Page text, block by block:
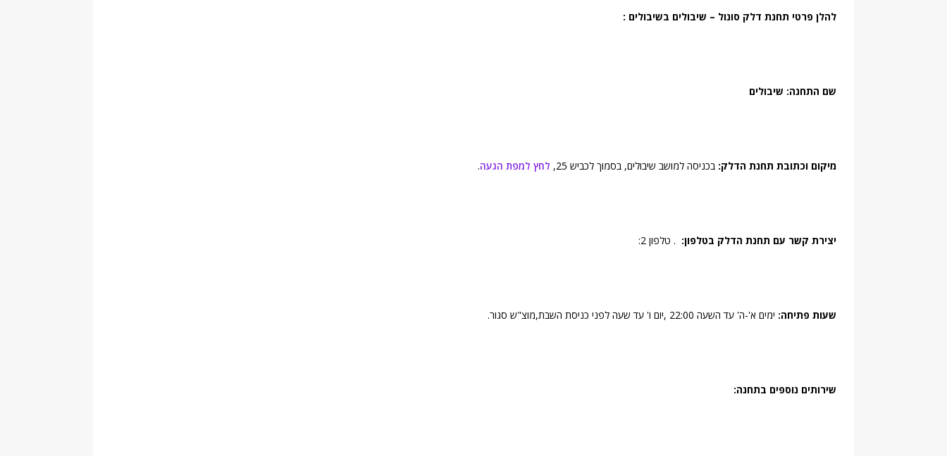
להלן פרטי תחנת דלק סונול – שיבולים בשיבולים :
שם התחנה: שיבולים
מיקום וכתובת תחנת הדלק: בכניסה למושב שיבולים, בסמוך לכביש 25, לחץ למפת הגעה.
יצירת קשר עם תחנת הדלק בטלפון: . טלפון 2:
שעות פתיחה: ימים א'-ה' עד השעה 22:00 ,יום ו' עד שעה לפני כניסת השבת,מוצ"ש סגור.
שירותים נוספים בתחנה: